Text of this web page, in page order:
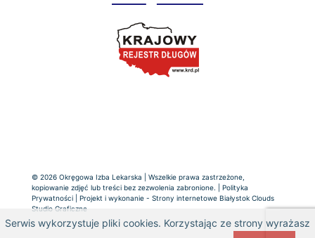
© 2026 Okręgowa Izba Lekarska | Wszelkie prawa zastrzeżone,
kopiowanie zdjęć lub treści bez zezwolenia zabronione. | Polityka
Prywatności | Projekt i wykonanie - Strony internetowe Białystok Clouds
Studio Graficzne
Serwis wykorzystuje pliki cookies. Korzystając ze strony wyrażasz